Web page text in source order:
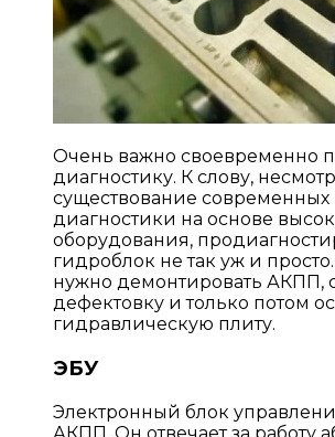
Очень важно своевременно
диагностику. К слову,
существование современных
диагностики на основе
оборудования,
гидроблок не так уж и
нужно демонтировать АКПП,
дефектовку и только потом
гидравлическую плиту.
ЭБУ
Электронный блок
АКПП. Он отвечает за работу